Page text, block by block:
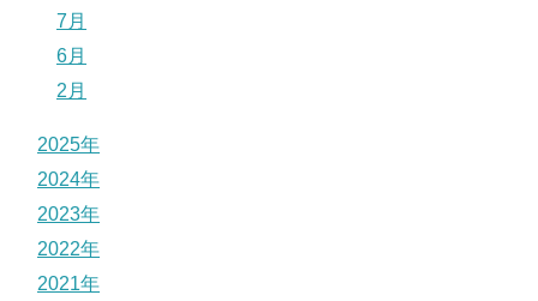
7月
6月
2月
2025年
2024年
2023年
2022年
2021年